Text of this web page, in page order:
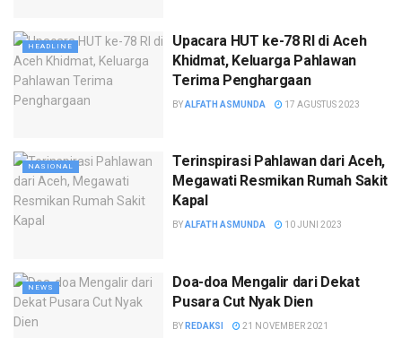
HEADLINE
Upacara HUT ke-78 RI di Aceh
Khidmat, Keluarga Pahlawan
Terima Penghargaan
BYALFATH ASMUNDA 17 AGUSTUS 2023
NASIONAL
Terinspirasi Pahlawan dari Aceh,
Megawati Resmikan Rumah Sakit
Kapal
BYALFATH ASMUNDA 10 JUNI 2023
NEWS
Doa-doa Mengalir dari Dekat
Pusara Cut Nyak Dien
BY REDAKSI 21 NOVEMBER 2021